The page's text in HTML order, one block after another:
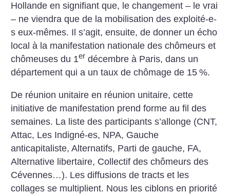
Hollande en signifiant que, le changement – le vrai
– ne viendra que de la mobilisation des exploité-e-
s eux-mêmes. Il s’agit, ensuite, de donner un écho
local à la manifestation nationale des chômeurs et
chômeuses du 1er décembre à Paris, dans un
département qui a un taux de chômage de 15 %.
De réunion unitaire en réunion unitaire, cette
initiative de manifestation prend forme au fil des
semaines. La liste des participants s’allonge (CNT,
Attac, Les Indigné-es, NPA, Gauche
anticapitaliste, Alternatifs, Parti de gauche, FA,
Alternative libertaire, Collectif des chômeurs des
Cévennes…). Les diffusions de tracts et les
collages se multiplient. Nous les ciblons en priorité